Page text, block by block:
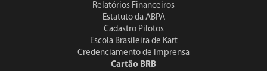
Relatórios Financeiros
Estatuto da ABPA
Cadastro Pilotos
Escola Brasileira de Kart
Credenciamento de Imprensa
Cartão BRB